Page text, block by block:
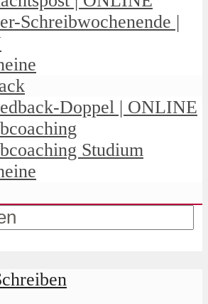
Schreibwochenende |
Doppel | ONLINE
Studium